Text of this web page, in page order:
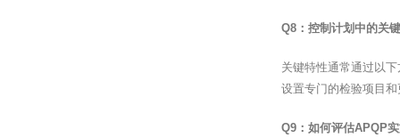
Q8：控制计划中的关
关键特性通常通过以
设置专门的检验项目
Q9：如何评估APQP